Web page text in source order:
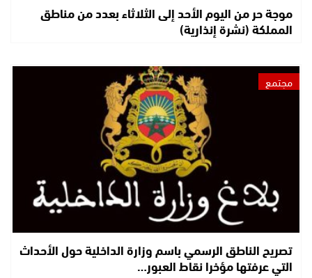
موجة حر من اليوم الأحد إلى الثلاثاء بعدد من مناطق
المملكة (نشرة إنذارية)
مجتمع
تصريح الناطق الرسمي باسم وزارة الداخلية حول الأحداث
التي عرفتها مؤخرا نقاط العبور…